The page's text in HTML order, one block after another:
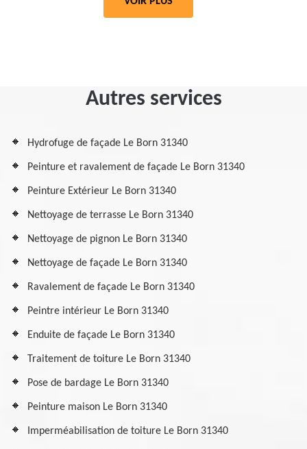
Autres services
Hydrofuge de façade Le Born 31340
Peinture et ravalement de façade Le Born 31340
Peinture Extérieur Le Born 31340
Nettoyage de terrasse Le Born 31340
Nettoyage de pignon Le Born 31340
Nettoyage de façade Le Born 31340
Ravalement de façade Le Born 31340
Peintre intérieur Le Born 31340
Enduite de façade Le Born 31340
Traitement de toiture Le Born 31340
Pose de bardage Le Born 31340
Peinture maison Le Born 31340
Imperméabilisation de toiture Le Born 31340